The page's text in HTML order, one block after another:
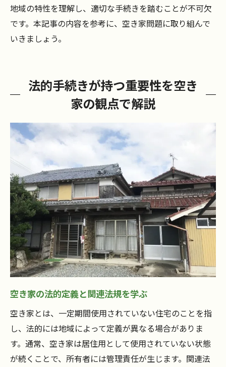
地域の特性を理解し、適切な手続きを踏むことが不可欠
です。本記事の内容を参考に、空き家問題に取り組んで
いきましょう。
法的手続きが持つ重要性を空き
家の観点で解説
空き家の法的定義と関連法規を学ぶ
空き家とは、一定期間使用されていない住宅のことを指
し、法的には地域によって定義が異なる場合がありま
す。通常、空き家は居住用として使用されていない状態
が続くことで、所有者には管理責任が生じます。関連法